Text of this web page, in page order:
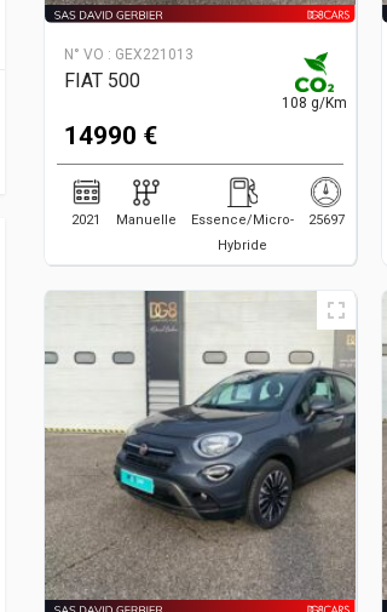
N° VO : GEX221013
FIAT 500
108 g/Km
14990 €
2021 Manuelle
Essence/Micro-
Hybride
25697